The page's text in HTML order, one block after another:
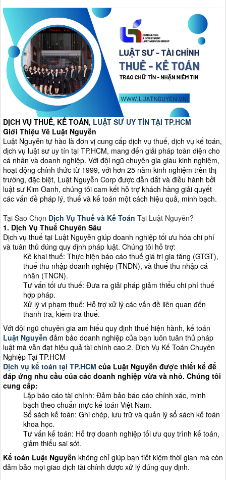
DỊCH VỤ THUẾ, KẾ TOÁN, LUẬT SƯ UY TÍN TẠI TP.HCM
Giới Thiệu Về Luật Nguyễn
Luật Nguyễn tự hào là đơn vị cung cấp dịch vụ thuế, dịch vụ kế toán,
dịch vụ luật sư uy tín tại TP.HCM, mang đến giải pháp toàn diện cho
cá nhân và doanh nghiệp. Với đội ngũ chuyên gia giàu kinh nghiệm,
hoạt động chính thức từ 1999, với hơn 25 năm kinh nghiệm trên thị
trường, đặc biệt, Luật Nguyễn Corp được dẫn dắt và điều hành bởi
luật sư Kim Oanh, chúng tôi cam kết hỗ trợ khách hàng giải quyết
các vấn đề pháp lý, thuế và kế toán một cách hiệu quả, minh bạch.
Tại Sao Chọn Dịch Vụ Thuế và Kế Toán Tại Luật Nguyễn?
1. Dịch Vụ Thuế Chuyên Sâu
Dịch vụ thuế tại Luật Nguyễn giúp doanh nghiệp tối ưu hóa chi phí
và tuân thủ đúng quy định pháp luật. Chúng tôi hỗ trợ:
Kê khai thuế: Thực hiện báo cáo thuế giá trị gia tăng (GTGT),
thuế thu nhập doanh nghiệp (TNDN), và thuế thu nhập cá
nhân (TNCN).
Tư vấn tối ưu thuế: Đưa ra giải pháp giảm thiểu chi phí thuế
hợp pháp.
Xử lý vi phạm thuế: Hỗ trợ xử lý các vấn đề liên quan đến
thanh tra, kiểm tra thuế.
Với đội ngũ chuyên gia am hiểu quy định thuế hiện hành, kế toán
Luật Nguyễn đảm bảo doanh nghiệp của bạn luôn tuân thủ pháp
luật mà vẫn đạt hiệu quả tài chính cao.2. Dịch Vụ Kế Toán Chuyên
Nghiệp Tại TP.HCM
Dịch vụ kế toán tại TP.HCM của Luật Nguyễn được thiết kế để
đáp ứng nhu cầu của các doanh nghiệp vừa và nhỏ. Chúng tôi
cung cấp:
Lập báo cáo tài chính: Đảm bảo báo cáo chính xác, minh
bạch theo chuẩn mực kế toán Việt Nam.
Sổ sách kế toán: Ghi chép, lưu trữ và quản lý sổ sách kế toán
khoa học.
Tư vấn kế toán: Hỗ trợ doanh nghiệp tối ưu quy trình kế toán,
giảm thiểu sai sót.
Kế toán Luật Nguyễn không chỉ giúp bạn tiết kiệm thời gian mà còn
đảm bảo mọi giao dịch tài chính được xử lý đúng quy định.